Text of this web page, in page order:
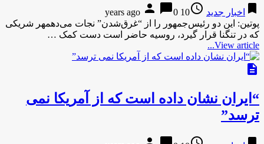
bookmark اخبار جدید access_time
10 years ago
person chat_bubble0
پوتین: این‌ دو رئیس‌جمهور را از “غرق‌شدن” نجات می‌دهمهر شریکی
که در تنگنا قرار گیرد، روسیه حاضر است دست کمک …
View article...
description
“ایران نشان داده است که از آمریکا نمی
ترسد”